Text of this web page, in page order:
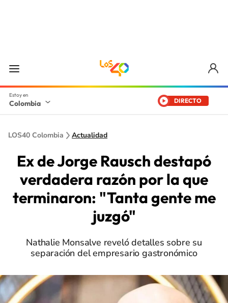
Colombia DIRECTO
LOS40 Colombia Actualidad
Ex de Jorge Rausch destapó
verdadera razón por la que
terminaron: "Tanta gente me
juzgó"
Nathalie Monsalve reveló detalles sobre su
separación del empresario gastronómico